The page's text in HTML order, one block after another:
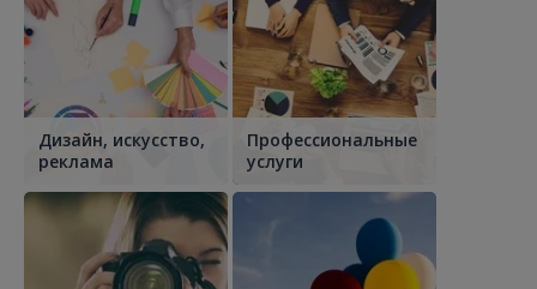
Дизайн, искусство,
реклама
Профессиональные
услуги